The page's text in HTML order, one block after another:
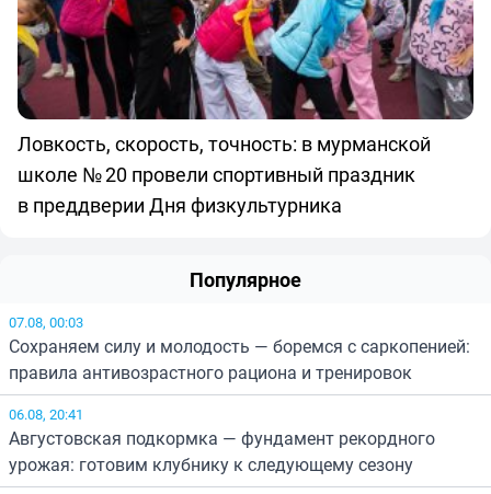
Ловкость, скорость, точность: в мурманской
школе № 20 провели спортивный праздник
в преддверии Дня физкультурника
Популярное
07.08, 00:03
Сохраняем силу и молодость — боремся с саркопенией:
правила антивозрастного рациона и тренировок
06.08, 20:41
Августовская подкормка — фундамент рекордного
урожая: готовим клубнику к следующему сезону